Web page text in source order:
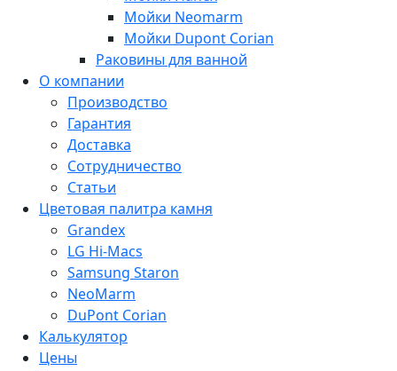
Мойки Neomarm
Мойки Dupont Corian
Раковины для ванной
О компании
Производство
Гарантия
Доставка
Сотрудничество
Статьи
Цветовая палитра камня
Grandex
LG Hi-Macs
Samsung Staron
NeoMarm
DuPont Corian
Калькулятор
Цены